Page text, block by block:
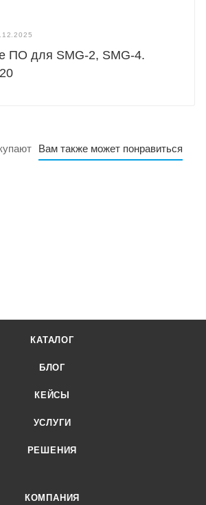
ПО для SMG-2, SMG-4.
Вам также может понравиться
КАТАЛОГ
БЛОГ
КЕЙСЫ
УСЛУГИ
РЕШЕНИЯ
КОМПАНИЯ